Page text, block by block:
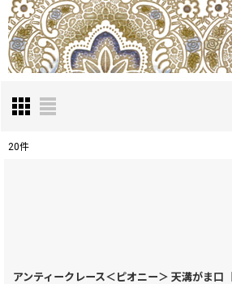
20件
アンティークレース＜ピオニー＞ 天溝がま口［